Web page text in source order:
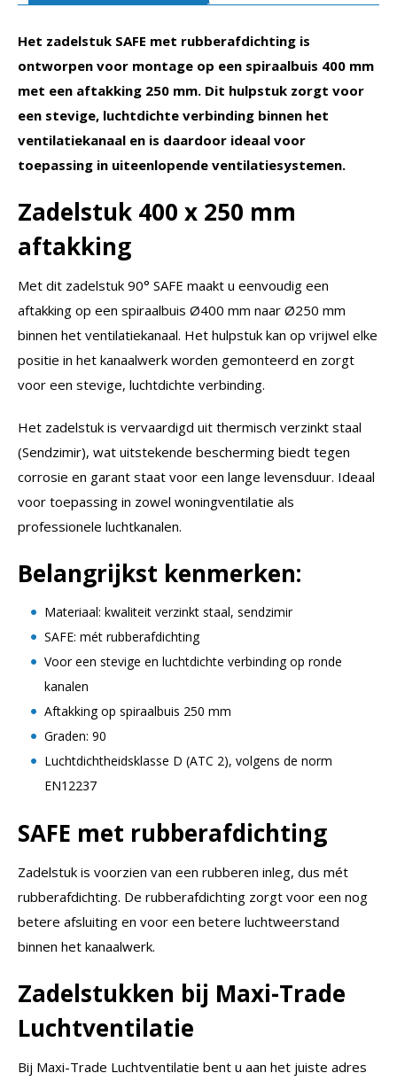
Het zadelstuk SAFE met rubberafdichting is
ontworpen voor montage op een spiraalbuis 400 mm
met een aftakking 250 mm. Dit hulpstuk zorgt voor
een stevige, luchtdichte verbinding binnen het
ventilatiekanaal en is daardoor ideaal voor
toepassing in uiteenlopende ventilatiesystemen.
Zadelstuk 400 x 250 mm
aftakking
Met dit zadelstuk 90° SAFE maakt u eenvoudig een
aftakking op een spiraalbuis Ø400 mm naar Ø250 mm
binnen het ventilatiekanaal. Het hulpstuk kan op vrijwel elke
positie in het kanaalwerk worden gemonteerd en zorgt
voor een stevige, luchtdichte verbinding.
Het zadelstuk is vervaardigd uit thermisch verzinkt staal
(Sendzimir), wat uitstekende bescherming biedt tegen
corrosie en garant staat voor een lange levensduur. Ideaal
voor toepassing in zowel woningventilatie als
professionele luchtkanalen.
Belangrijkst kenmerken:
Materiaal: kwaliteit verzinkt staal, sendzimir
SAFE: mét rubberafdichting
Voor een stevige en luchtdichte verbinding op ronde
kanalen
Aftakking op spiraalbuis 250 mm
Graden: 90
Luchtdichtheidsklasse D (ATC 2), volgens de norm
EN12237
SAFE met rubberafdichting
Zadelstuk is voorzien van een rubberen inleg, dus mét
rubberafdichting. De rubberafdichting zorgt voor een nog
betere afsluiting en voor een betere luchtweerstand
binnen het kanaalwerk.
Zadelstukken bij Maxi-Trade
Luchtventilatie
Bij Maxi-Trade Luchtventilatie bent u aan het juiste adres